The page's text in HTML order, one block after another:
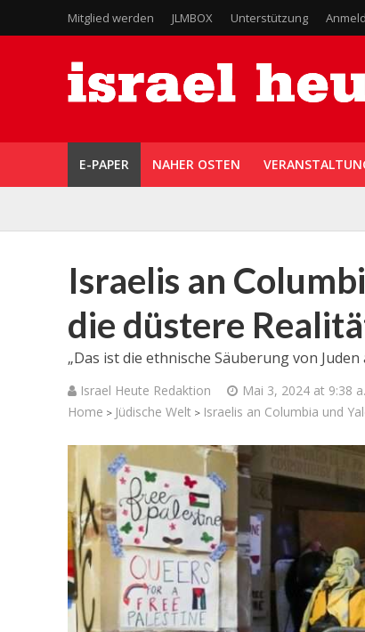
Mitglied werden JLMBOX Unterstützung
E-PAPER NAHER OSTEN
Israelis an
die düstere
„Das ist die ethnische Säuberung von
Israel Heute Redaktion Mai 3, 2024 at 9:38
Home > Jüdische Welt > Israelis an Columbia und